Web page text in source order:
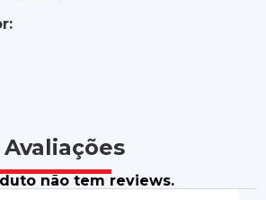
Avaliações
não tem reviews.